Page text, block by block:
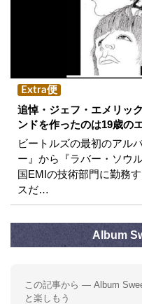
Extra便
追悼・ジェフ・エメリッ
ンドを作ったのは19歳の
ビートルズの最初のアル
ー』から『ラバー・ソウ
国EMIの技術部門に勤務
スだ…
Album
この記事から — Album
と楽しもう